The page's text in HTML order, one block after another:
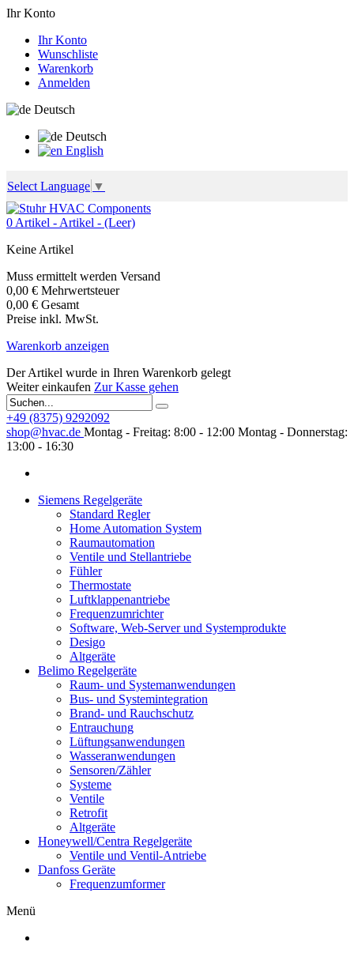
Ihr Konto
Ihr Konto
Wunschliste
Warenkorb
Anmelden
Deutsch
Deutsch
English
Select Language ▼
0 Artikel - Artikel - (Leer)
Keine Artikel
Muss ermittelt werden Versand
0,00 € Mehrwertsteuer
0,00 € Gesamt
Preise inkl. MwSt.
Warenkorb anzeigen
Der Artikel wurde in Ihren Warenkorb gelegt
Weiter einkaufen Zur Kasse gehen
+49 (8375) 9292092
shop@hvac.de Montag - Freitag: 8:00 - 12:00 Montag - Donnerstag:
13:00 - 16:30
Siemens Regelgeräte
Standard Regler
Home Automation System
Raumautomation
Ventile und Stellantriebe
Fühler
Thermostate
Luftklappenantriebe
Frequenzumrichter
Software, Web-Server und Systemprodukte
Desigo
Altgeräte
Belimo Regelgeräte
Raum- und Systemanwendungen
Bus- und Systemintegration
Brand- und Rauchschutz
Entrauchung
Lüftungsanwendungen
Wasseranwendungen
Sensoren/Zähler
Systeme
Ventile
Retrofit
Altgeräte
Honeywell/Centra Regelgeräte
Ventile und Ventil-Antriebe
Danfoss Geräte
Frequenzumformer
Menü